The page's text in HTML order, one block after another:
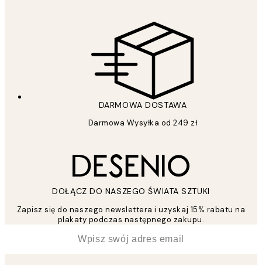
DARMOWA DOSTAWA
Darmowa Wysyłka od 249 zł
DOŁĄCZ DO NASZEGO ŚWIATA SZTUKI
Zapisz się do naszego newslettera i uzyskaj 15% rabatu na
plakaty podczas następnego zakupu.